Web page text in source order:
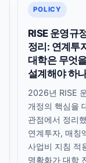
POLICY
RISE 운영규
정리: 연계투
대학은 무엇
설계해야 하
2026년 RISE
개정의 핵심을
관점에서 정리
연계투자, 매칭
사업비 지침 적
명확화가 대학